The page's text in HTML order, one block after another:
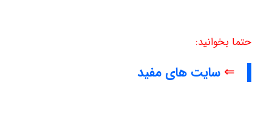
حتما بخوانید:
⇐ سایت های مفید